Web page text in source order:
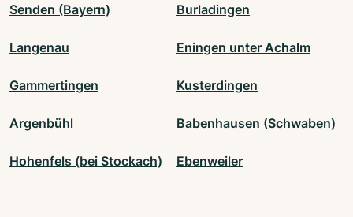
Senden (Bayern) Burladingen
Langenau Eningen unter Achalm
Gammertingen Kusterdingen
Argenbühl Babenhausen (Schwaben)
Hohenfels (bei Stockach) Ebenweiler